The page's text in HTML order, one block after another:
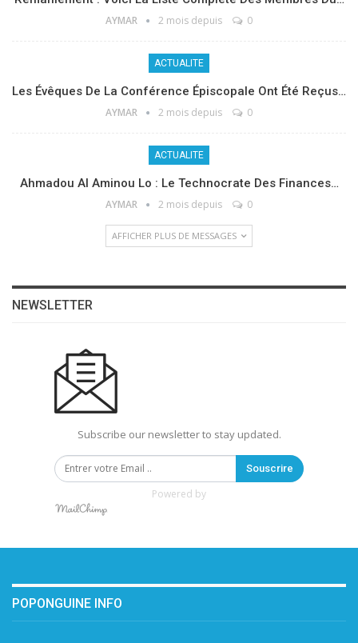
AYMAR 2 mois depuis 0
ACTUALITE
Les Évêques De La Conférence Épiscopale Ont Été Reçus…
AYMAR 2 mois depuis 0
ACTUALITE
Ahmadou Al Aminou Lo : Le Technocrate Des Finances…
AYMAR 2 mois depuis 0
AFFICHER PLUS DE MESSAGES
NEWSLETTER
Subscribe our newsletter to stay updated.
Souscrire
Powered by
POPONGUINE INFO